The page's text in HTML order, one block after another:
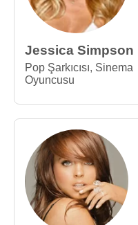
Jessica Simpson
Pop Şarkıcısı, Sinema
Oyuncusu